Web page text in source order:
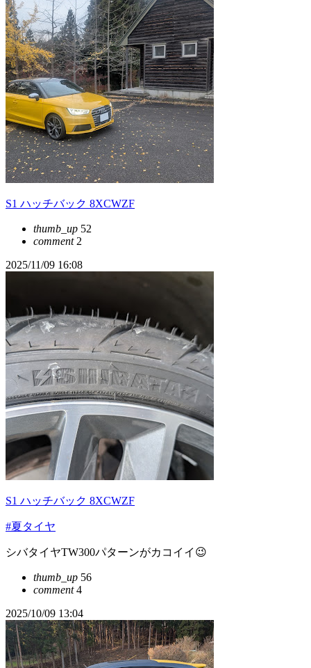
S1 ハッチバック 8XCWZF
thumb_up 52
comment2
2025/11/09 16:08
S1 ハッチバック 8XCWZF
#夏タイヤ
シバタイヤTW300パターンがカコイイ😉
thumb_up 56
comment4
2025/10/09 13:04